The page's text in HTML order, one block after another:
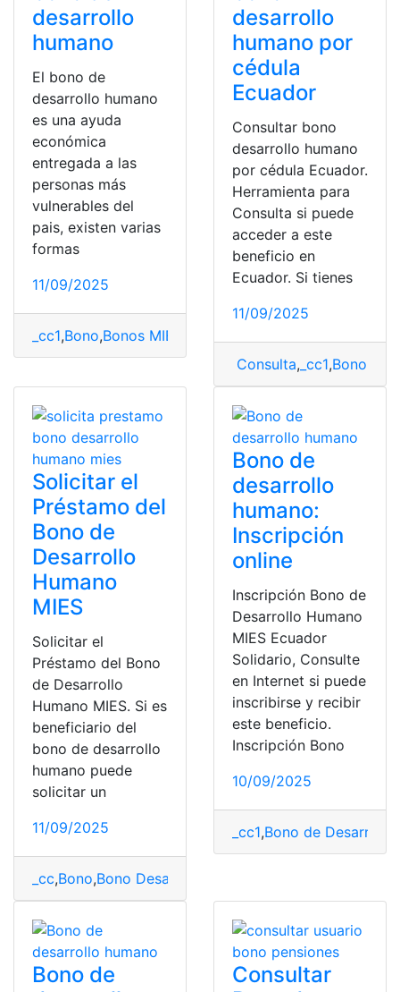
desarrollo
humano
El bono de
desarrollo humano
es una ayuda
económica
entregada a las
personas más
vulnerables del
pais, existen varias
formas
11/09/2025
_cc1,Bono,Bonos MIES
desarrollo
humano por
cédula
Ecuador
Consultar bono
desarrollo humano
por cédula Ecuador.
Herramienta para
Consulta si puede
acceder a este
beneficio en
Ecuador. Si tienes
11/09/2025
Consulta, _cc1,Bono de
Solicitar el
Préstamo del
Bono de
Desarrollo
Humano
MIES
Solicitar el
Préstamo del Bono
de Desarrollo
Humano MIES. Si es
beneficiario del
bono de desarrollo
humano puede
solicitar un
11/09/2025
_cc,Bono,Bono Desarrollo Humano
Bono de
desarrollo
humano:
Inscripción
online
Inscripción Bono de
Desarrollo Humano
MIES Ecuador
Solidario, Consulte
en Internet si puede
inscribirse y recibir
este beneficio.
Inscripción Bono
10/09/2025
_cc1,Bono de Desarrollo
Bono de
Consultar